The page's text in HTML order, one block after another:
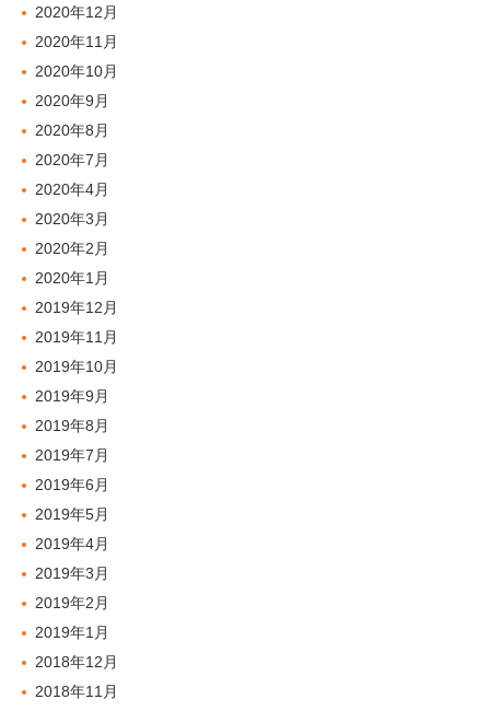
2020年12月
2020年11月
2020年10月
2020年9月
2020年8月
2020年7月
2020年4月
2020年3月
2020年2月
2020年1月
2019年12月
2019年11月
2019年10月
2019年9月
2019年8月
2019年7月
2019年6月
2019年5月
2019年4月
2019年3月
2019年2月
2019年1月
2018年12月
2018年11月